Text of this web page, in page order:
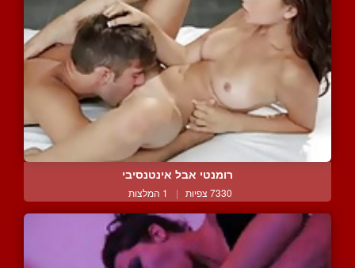
רומנטי אבל אינטנסיבי
7330 צפיות | 1 המלצות